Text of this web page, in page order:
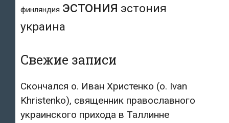
финляндия эстония эстония
украина
Свежие записи
Скончался о. Иван Христенко (о. Ivan
Khristenko), священник православного
украинского прихода в Таллинне